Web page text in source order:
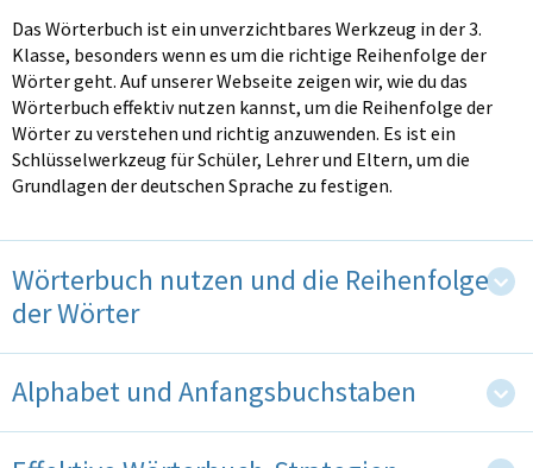
Das Wörterbuch ist ein unverzichtbares Werkzeug in der 3.
Klasse, besonders wenn es um die richtige Reihenfolge der
Wörter geht. Auf unserer Webseite zeigen wir, wie du das
Wörterbuch effektiv nutzen kannst, um die Reihenfolge der
Wörter zu verstehen und richtig anzuwenden. Es ist ein
Schlüsselwerkzeug für Schüler, Lehrer und Eltern, um die
Grundlagen der deutschen Sprache zu festigen.
Wörterbuch nutzen und die Reihenfolge
der Wörter
Alphabet und Anfangsbuchstaben